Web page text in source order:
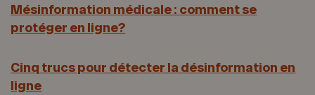
Mésinformation médicale : comment se
protéger en ligne?
Cinq trucs pour détecter la désinformation en
ligne